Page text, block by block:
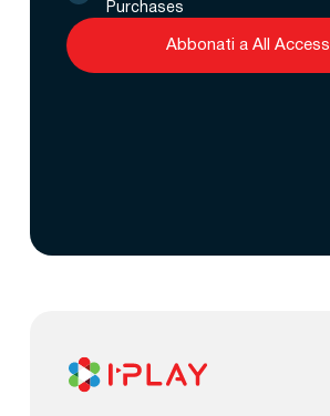
Purchases
Abbonati a All Access